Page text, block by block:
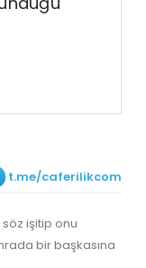
t.me/caferilikcom
işitip onu
bir başkasına